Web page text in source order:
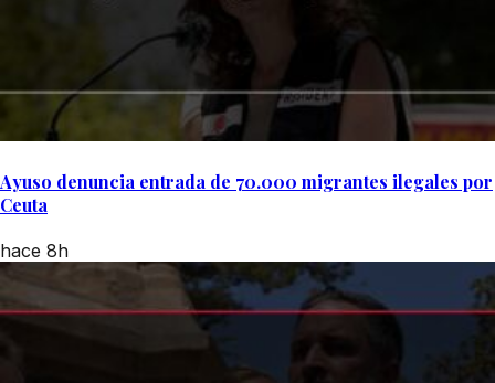
Ayuso denuncia entrada de 70.000 migrantes ilegales por
Ceuta
hace 8h